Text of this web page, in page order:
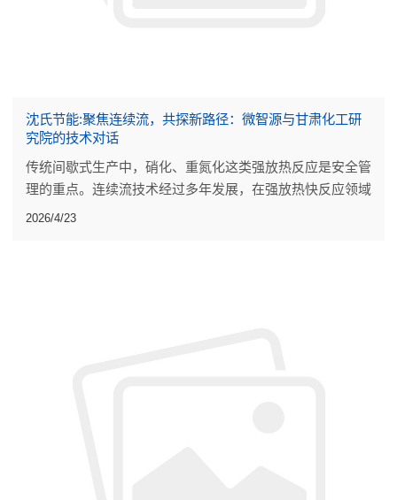
沈氏节能:聚焦连续流，共探新路径：微智源与甘肃化工研
究院的技术对话
传统间歇式生产中，硝化、重氮化这类强放热反应是安全管
理的重点。连续流技术经过多年发展，在强放热快反应领域
已有一些工业规模应用。
2026/4/23